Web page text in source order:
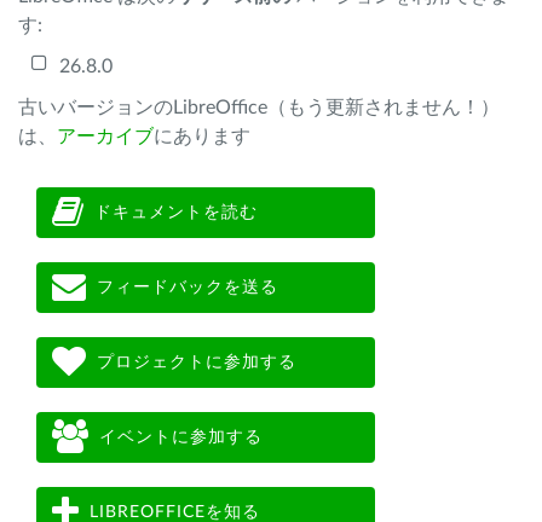
す:
26.8.0
古いバージョンのLibreOffice（もう更新されません！）
は、 アーカイブにあります
ドキュメントを読む
フィードバックを送る
プロジェクトに参加する
イベントに参加する
LIBREOFFICEを知る